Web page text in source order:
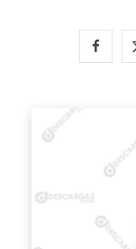
F
b
o